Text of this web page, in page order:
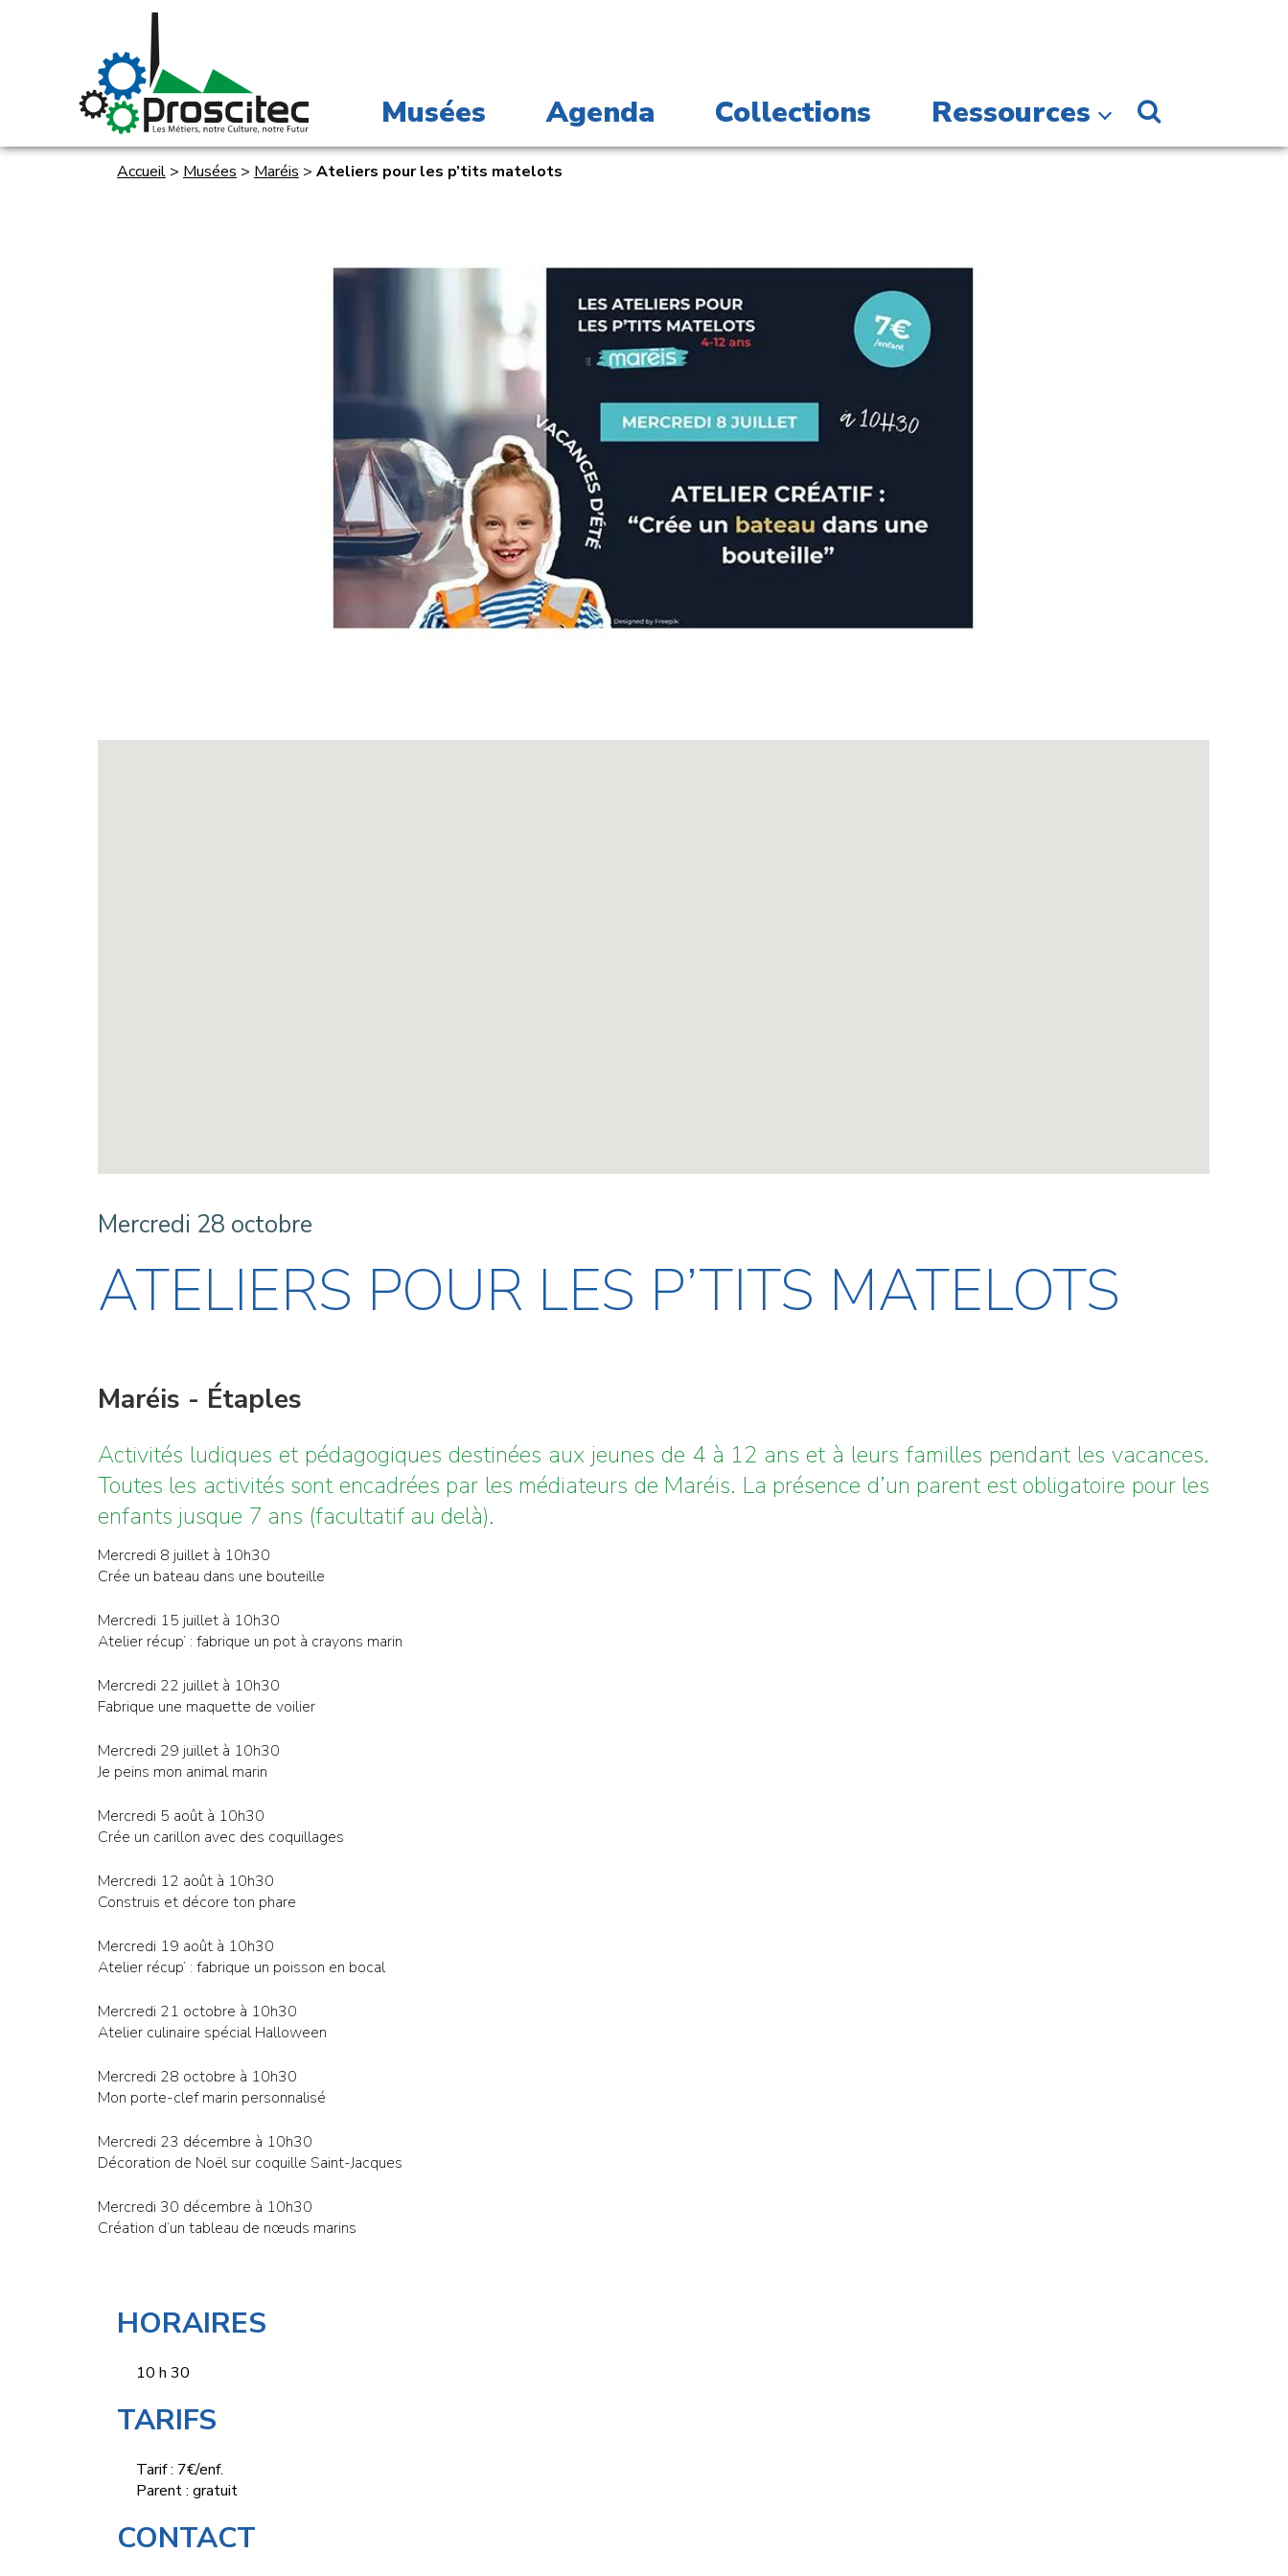
Musées Agenda Collections Ressources
Accueil > Musées > Maréis > Ateliers pour les p’tits matelots
Mercredi 28 octobre
ATELIERS POUR LES P’TITS MATELOTS
Maréis - Étaples
Activités ludiques et pédagogiques destinées aux jeunes de 4 à 12 ans et à leurs familles pendant les vacances.
Toutes les activités sont encadrées par les médiateurs de Maréis. La présence d’un parent est obligatoire pour les
enfants jusque 7 ans (facultatif au delà).
Mercredi 8 juillet à 10h30
Crée un bateau dans une bouteille
Mercredi 15 juillet à 10h30
Atelier récup’ : fabrique un pot à crayons marin
Mercredi 22 juillet à 10h30
Fabrique une maquette de voilier
Mercredi 29 juillet à 10h30
Je peins mon animal marin
Mercredi 5 août à 10h30
Crée un carillon avec des coquillages
Mercredi 12 août à 10h30
Construis et décore ton phare
Mercredi 19 août à 10h30
Atelier récup’ : fabrique un poisson en bocal
Mercredi 21 octobre à 10h30
Atelier culinaire spécial Halloween
Mercredi 28 octobre à 10h30
Mon porte-clef marin personnalisé
Mercredi 23 décembre à 10h30
Décoration de Noël sur coquille Saint-Jacques
Mercredi 30 décembre à 10h30
Création d’un tableau de nœuds marins
HORAIRES
10 h 30
TARIFS
Tarif : 7€/enf.
Parent : gratuit
CONTACT